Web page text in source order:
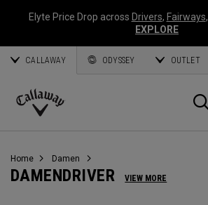
Elyte Price Drop across Drivers, Fairways,
EXPLORE
CALLAWAY ODYSSEY OUTLET
Callaway
Home Damen
DAMENDRIVER VIEW MORE